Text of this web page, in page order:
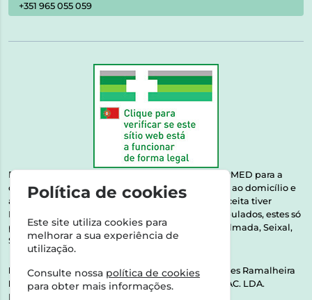
+351 965 055 059
Esta farmácia encontra-se autorizada pelo INFARMED para a
dispensa de medicamentos e produtos de saúde ao domicílio e
através da internet. Medicamentos | Se na sua receita tiver
MSRM, MNSRM, MSRMV ou Medicamentos Manipulados, estes só
podem ser entregues nos seguintes concelhos: Almada, Seixal,
Sesimbra, Oeiras e Lisboa.
Direção Técnica:Dra. Raquel Alexandra Fernandes Ramalheira
NIPC:513064133 | ASPAS E NÚMEROS SOC. FARMAC. LDA.
Rua dos Castanheiros 5 AB Feijó2810-036 Almada
Política de cookies
Este site utiliza cookies para
melhorar a sua experiência de
utilização.
Consulte nossa política de cookies
para obter mais informações.